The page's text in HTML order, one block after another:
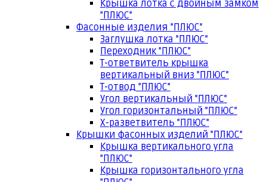
Крышка лотка с двойным замком
"ПЛЮС"
Фасонные изделия "ПЛЮС"
Заглушка лотка "ПЛЮС"
Переходник "ПЛЮС"
Т-ответвитель крышка
вертикальный вниз "ПЛЮС"
Т-отвод "ПЛЮС"
Угол вертикальный "ПЛЮС"
Угол горизонтальный "ПЛЮС"
Х-разветвитель "ПЛЮС"
Крышки фасонных изделий "ПЛЮС"
Крышка вертикального угла
"ПЛЮС"
Крышка горизонтального угла